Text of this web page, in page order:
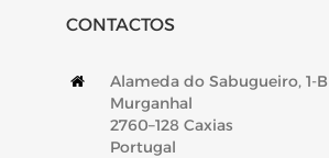
CONTACTOS
Alameda do Sabugueiro, 1-B
Murganhal
2760–128 Caxias
Portugal